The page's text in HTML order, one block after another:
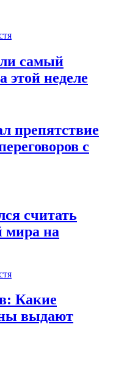
самый
этой неделе
препятствие
с
считать
мира на
Какие
выдают